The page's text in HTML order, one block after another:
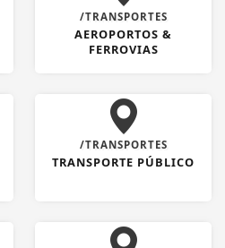
/TRANSPORTES
AEROPORTOS &
FERROVIAS
/TRANSPORTES
TRANSPORTE PÚBLICO